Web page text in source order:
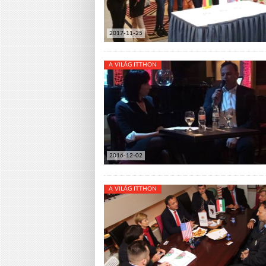
2017-11-25
2016-12-02
A VILÁG ITTHON
A VILÁG ITTHON